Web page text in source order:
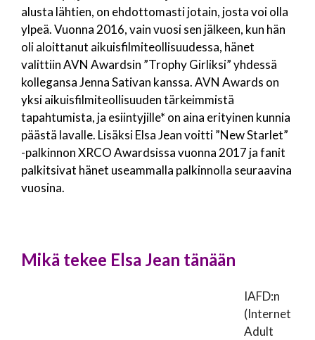
alusta lähtien, on ehdottomasti jotain, josta voi olla
ylpeä. Vuonna 2016, vain vuosi sen jälkeen, kun hän
oli aloittanut aikuisfilmiteollisuudessa, hänet
valittiin AVN Awardsin ”Trophy Girliksi” yhdessä
kollegansa Jenna Sativan kanssa. AVN Awards on
yksi aikuisfilmiteollisuuden tärkeimmistä
tapahtumista, ja esiintyjille* on aina erityinen kunnia
päästä lavalle. Lisäksi Elsa Jean voitti ”New Starlet”
-palkinnon XRCO Awardsissa vuonna 2017 ja fanit
palkitsivat hänet useammalla palkinnolla seuraavina
vuosina.
Mikä tekee Elsa Jean tänään
IAFD:n
(Internet
Adult